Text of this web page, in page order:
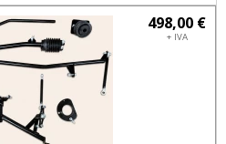
498,00 €
+ IVA